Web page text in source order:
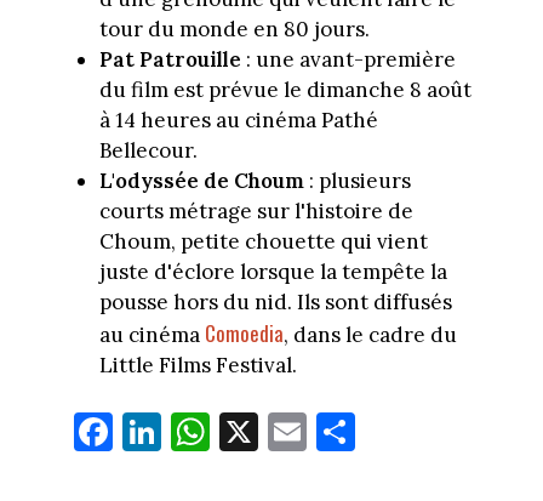
tour du monde en 80 jours.
Pat Patrouille : une avant-première
du film est prévue le dimanche 8 août
à 14 heures au cinéma Pathé
Bellecour.
L'odyssée de Choum : plusieurs
courts métrage sur l'histoire de
Choum, petite chouette qui vient
juste d'éclore lorsque la tempête la
pousse hors du nid. Ils sont diffusés
au cinéma Comoedia, dans le cadre du
Little Films Festival.
Fa
ce
Li
nk
W
ha
X E
m
Pa